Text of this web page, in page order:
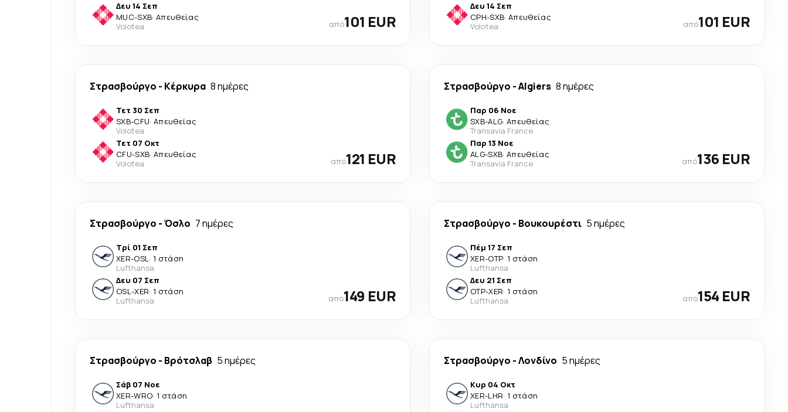
Δευ 14 Σεπ
MUC-SXB· Απευθείας
Volotea
από101 EUR
Δευ 14 Σεπ
CPH-SXB· Απευθείας
Volotea
από101 EUR
Στρασβούργο - Κέρκυρα 8 ημέρες
Τετ 30 Σεπ
SXB-CFU· Απευθείας
Volotea
Τετ 07 Οκτ
CFU-SXB· Απευθείας
Volotea
από121 EUR
Στρασβούργο -Algiers 8 ημέρες
Παρ 06 Νοε
SXB-ALG· Απευθείας
Transavia France
Παρ 13 Νοε
ALG-SXB· Απευθείας
Transavia France
από136 EUR
Στρασβούργο -Όσλο 7 ημέρες
Τρί 01 Σεπ
XER-OSL· 1 στάση
Lufthansa
Δευ 07 Σεπ
OSL-XER· 1 στάση
Lufthansa
από149 EUR
Στρασβούργο - Βουκουρέστι 5 ημέρες
Πέμ 17 Σεπ
XER-OTP· 1 στάση
Lufthansa
Δευ 21 Σεπ
OTP-XER· 1 στάση
Lufthansa
από154 EUR
Στρασβούργο - Βρότσλαβ 5 ημέρες
Σάβ 07 Νοε
XER-WRO· 1 στάση
Lufthansa
Στρασβούργο -Λονδίνο 5 ημέρες
Κυρ 04 Οκτ
XER-LHR· 1 στάση
Lufthansa